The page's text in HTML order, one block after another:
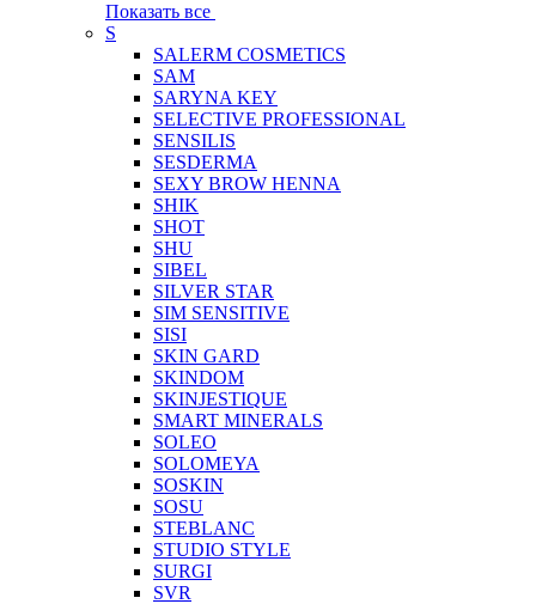
Показать все
S
SALERM COSMETICS
SAM
SARYNA KEY
SELECTIVE PROFESSIONAL
SENSILIS
SESDERMA
SEXY BROW HENNA
SHIK
SHOT
SHU
SIBEL
SILVER STAR
SIM SENSITIVE
SISI
SKIN GARD
SKINDOM
SKINJESTIQUE
SMART MINERALS
SOLEO
SOLOMEYA
SOSKIN
SOSU
STEBLANC
STUDIO STYLE
SURGI
SVR